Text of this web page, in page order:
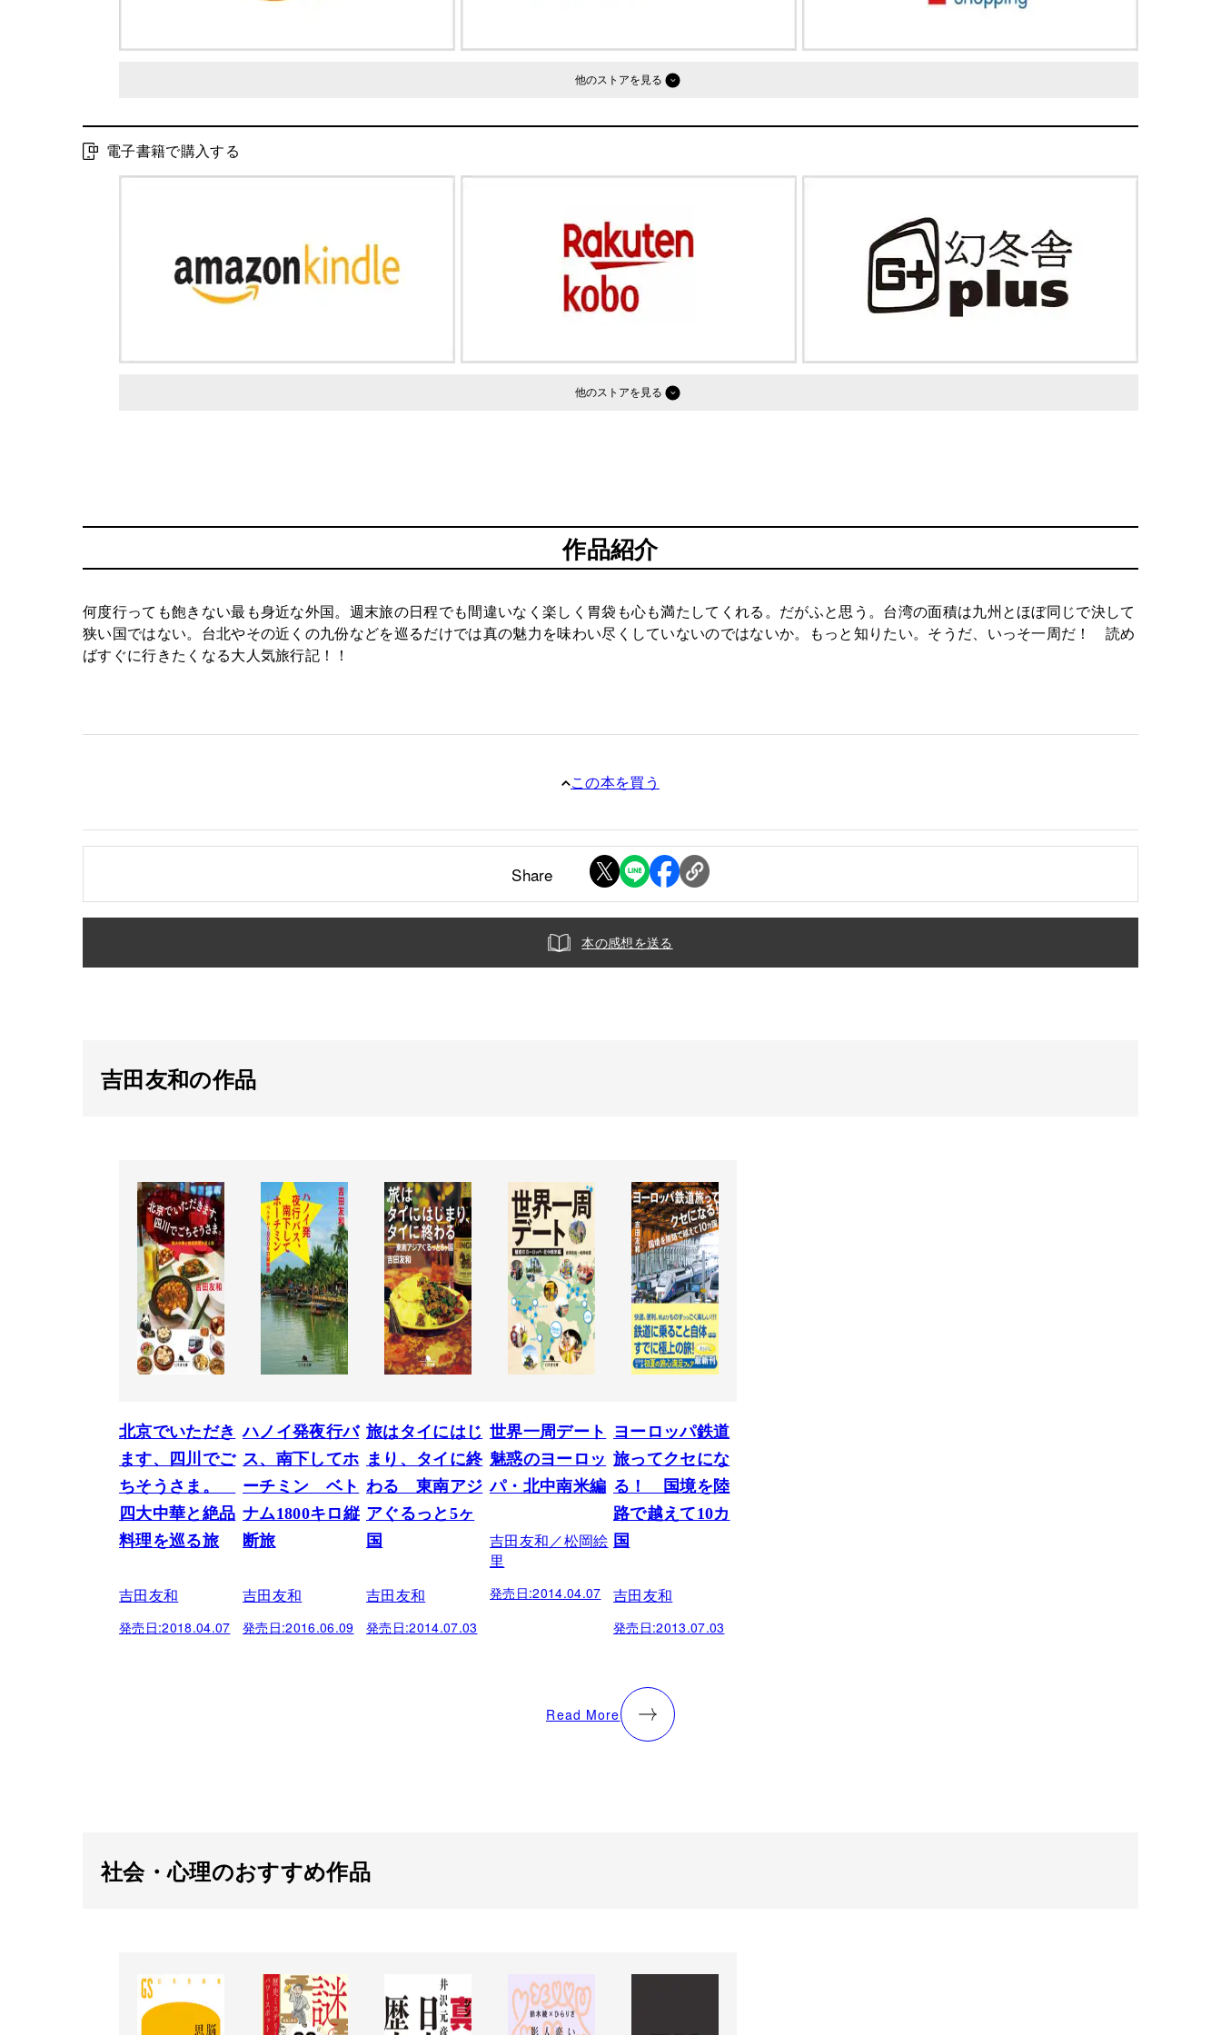
他のストア
電子書籍で購入する
他のストア
作品紹介
何度行っても飽きない最も身近な外国。週末旅の日程でも間違いなく楽しく胃袋も心も満たしてくれる。だがふと思う。台湾の面積は九州とほぼ同じで決して
狭い国ではない。台北やその近くの九份などを巡るだけでは真の魅力を味わい尽くしていないのではないか。もっと知りたい。そうだ、いっそ一周だ！ 読め
ばすぐに行きたくなる大人気旅行記！！
この本を買う
Share
本の感想を送る
吉田友和の作品
北京でいただき
ます、四川でご
ちそうさま。
四大中華と絶品
料理を巡る旅
吉田友和
発売日:2018.04.07
ハノイ発夜行バ
ス、南下してホ
ーチミン ベト
ナム1800キロ縦
断旅
吉田友和
発売日:2016.06.09
旅はタイにはじ
まり、タイに終
わる 東南アジ
アぐるっと5ヶ
国
吉田友和
発売日:2014.07.03
世界一周デート
魅惑のヨーロッ
パ・北中南米編
吉田友和／松岡絵
里
発売日:2014.04.07
ヨーロッパ鉄道
旅ってクセにな
る！ 国境を陸
路で越えて10カ
国
吉田友和
発売日:2013.07.03
Read More
社会・心理のおすすめ作品